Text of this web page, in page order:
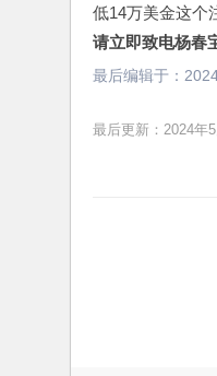
低14万美金这个
请立即致电杨春
最后编辑于：
最后更新：2024年